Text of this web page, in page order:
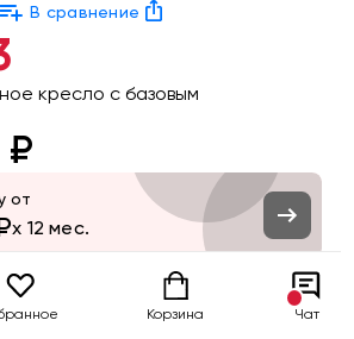
В сравнение
кресло с базовым
₽
от
x 12 мес.
Корзина Чат